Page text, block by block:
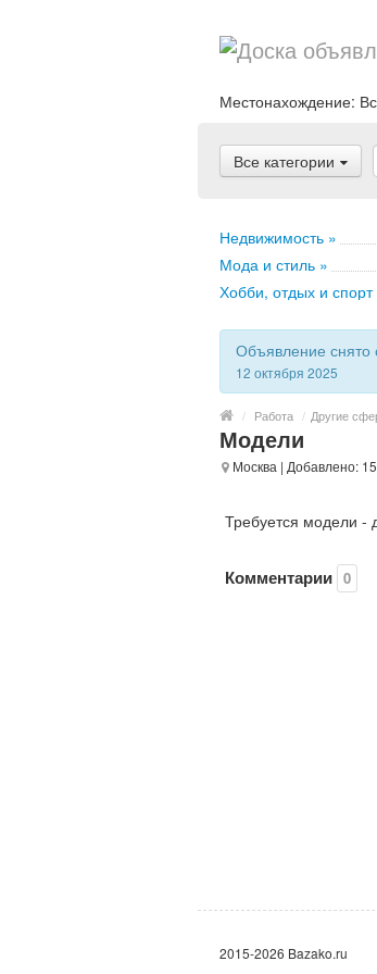
Местонахождение:
Все категории
Недвижимость »
Мода и стиль »
Хобби, отдых и спорт
Объявление снято
12 октября 2025
/ Работа / Другие
Модели
Москва | Добавлено:
Требуется модели -
Комментарии 0
2015-2026 Bazako.ru